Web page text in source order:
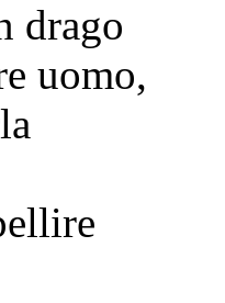
drago
uomo,